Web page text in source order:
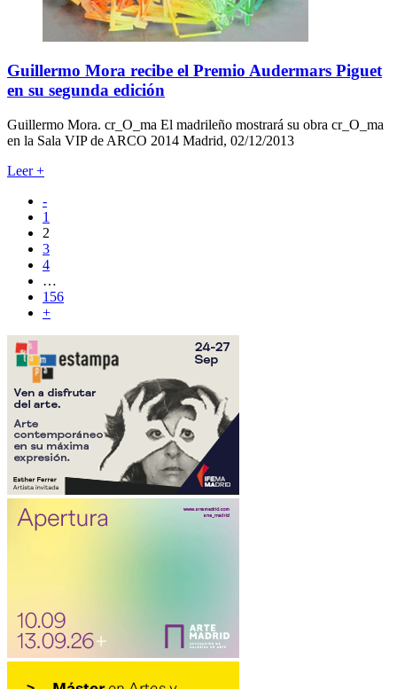
Guillermo Mora recibe el Premio Audermars Piguet
en su segunda edición
Guillermo Mora. cr_O_ma El madrileño mostrará su obra cr_O_ma
en la Sala VIP de ARCO 2014 Madrid, 02/12/2013
Leer+
-
1
2
3
4
…
156
+